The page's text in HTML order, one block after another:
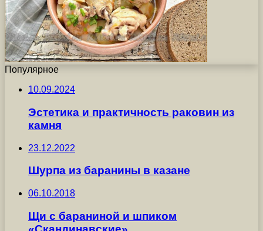
Популярное
10.09.2024
Эстетика и практичность раковин из
камня
23.12.2022
Шурпа из баранины в казане
06.10.2018
Щи с бараниной и шпиком